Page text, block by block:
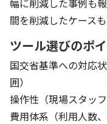
幅に削減した事例も
間を削減したケースも
ツール選びのポ
国交省基準への対応
囲）
操作性（現場スタッ
費用体系（利用人数